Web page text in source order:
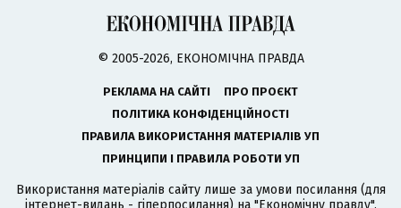
© 2005-2026, ЕКОНОМІЧНА ПРАВДА
РЕКЛАМА НА САЙТІ
ПРО ПРОЄКТ
ПОЛІТИКА КОНФІДЕНЦІЙНОСТІ
ПРАВИЛА ВИКОРИСТАННЯ МАТЕРІАЛІВ УП
ПРИНЦИПИ І ПРАВИЛА РОБОТИ УП
Використання матеріалів сайту лише за умови посилання (для